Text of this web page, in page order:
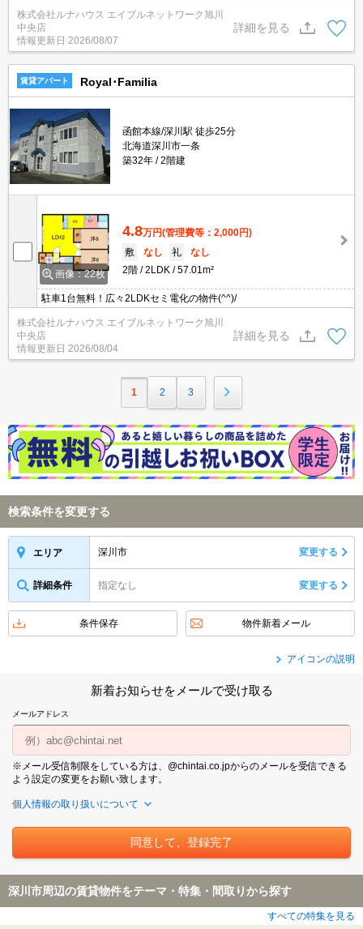
株式会社ルナハウス エイブルネットワーク旭川
中央店
情報更新日 2026/08/07
詳細を見る
賃貸アパート Royal･Familia
函館本線/深川駅 徒歩25分
北海道深川市一条
築32年
2階建
画像：22枚
4.8万円(管理費等：2,000円)
敷
なし 礼
なし
2階
2LDK 57.01m²
駐車1台無料！広々2LDKセミ電化の物件(^^)/
株式会社ルナハウス エイブルネットワーク旭川
中央店
情報更新日 2026/08/04
詳細を見る
1 2 3
検索条件を変更する
エリア 深川市 変更する
詳細条件 指定なし 変更する
条件保存 物件新着メール
アイコンの説明
新着お知らせをメールで受け取る
メールアドレス
※メール受信制限をしている方は、@chintai.co.jpからのメールを受信できる
よう設定の変更をお願い致します。
個人情報の取り扱いについて
深川市周辺の賃貸物件をテーマ・特集・間取りから探す
すべての特集を見る